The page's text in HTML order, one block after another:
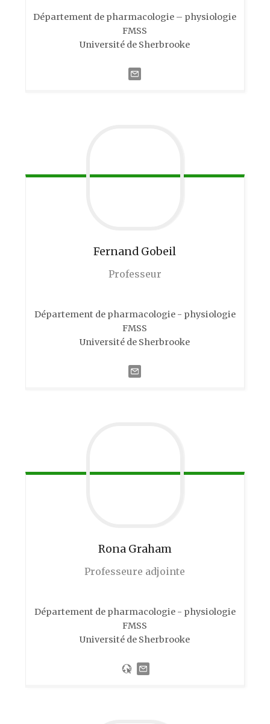
Département de pharmacologie – physiologie
FMSS
Université de Sherbrooke
Fernand Gobeil
Professeur
Département de pharmacologie - physiologie
FMSS
Université de Sherbrooke
Rona Graham
Professeure adjointe
Département de pharmacologie - physiologie
FMSS
Université de Sherbrooke